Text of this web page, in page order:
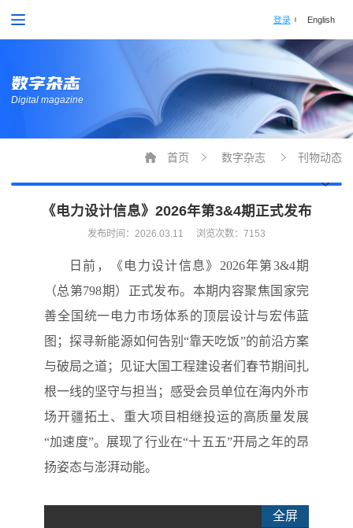
登录 English
数字杂志
Digital magazine
首页 数字杂志 刊物动态
《电力设计信息》2026年第3&4期正式发布
发布时间：2026.03.11 浏览次数：7153
日前，《电力设计信息》2026年第3&4期
（总第798期）正式发布。本期内容聚焦国家完
善全国统一电力市场体系的顶层设计与宏伟蓝
图；探寻新能源如何告别“靠天吃饭”的前沿方案
与破局之道；见证大国工程建设者们春节期间扎
根一线的坚守与担当；感受会员单位在海内外市
场开疆拓土、重大项目相继投运的高质量发展
“加速度”。展现了行业在“十五五”开局之年的昂
扬姿态与澎湃动能。
全屏